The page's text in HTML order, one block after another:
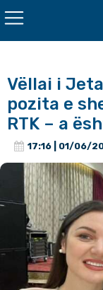
Vëllai i
pozita e
RTK – a
17:16 | 01/06/